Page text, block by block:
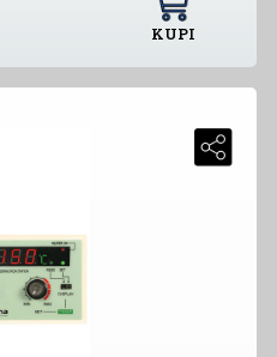
KUPI